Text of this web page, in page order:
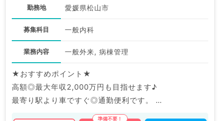
勤務地 愛媛県松山市
募集科目 一般内科
業務内容 一般外来, 病棟管理
★おすすめポイント★
高額◎最大年収2,000万円も目指せます♪
最寄り駅より車ですぐ◎通勤便利です。